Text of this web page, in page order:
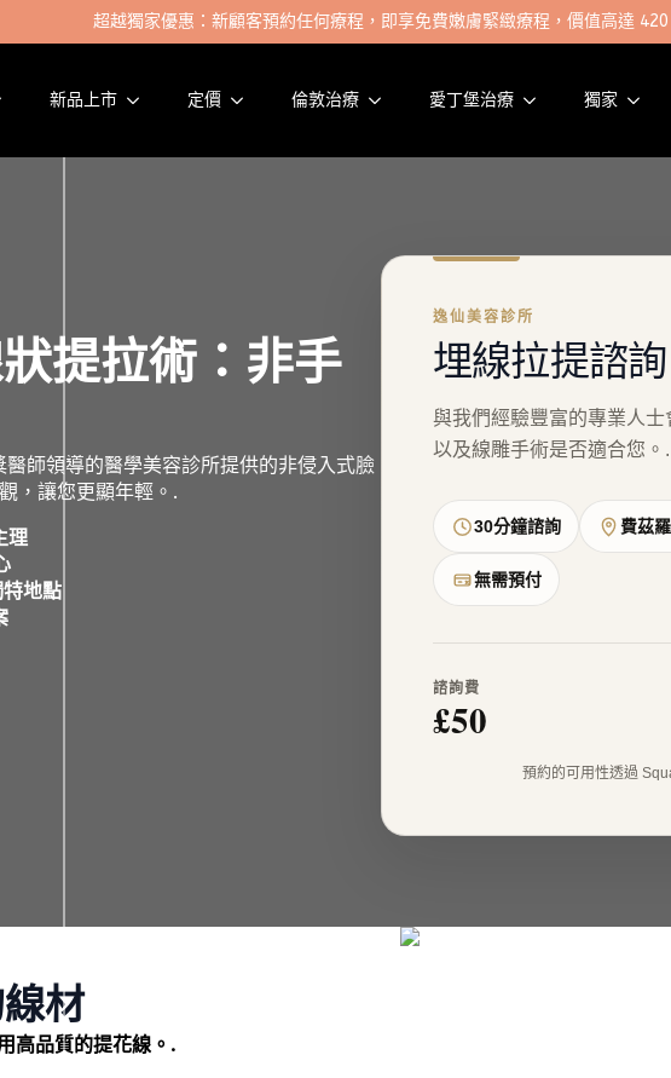
超越獨家優惠：新顧客預約任何療程，即享免費嫩膚緊緻療程，價值高達
新品上市 定價 倫敦治療 愛丁堡治療 獨家
提拉術：非手
師領導的醫學美容診所提供的非侵入式臉
，讓您更顯年輕。.
理
地點
逸仙美容診所
埋線拉提諮詢
與我們經驗豐富的專業人
以及線雕手術是否適合您。.
30分鐘諮詢 費茲
無需預付
諮詢費
£50
預約的可用性透過
材
高品質的提花線。.